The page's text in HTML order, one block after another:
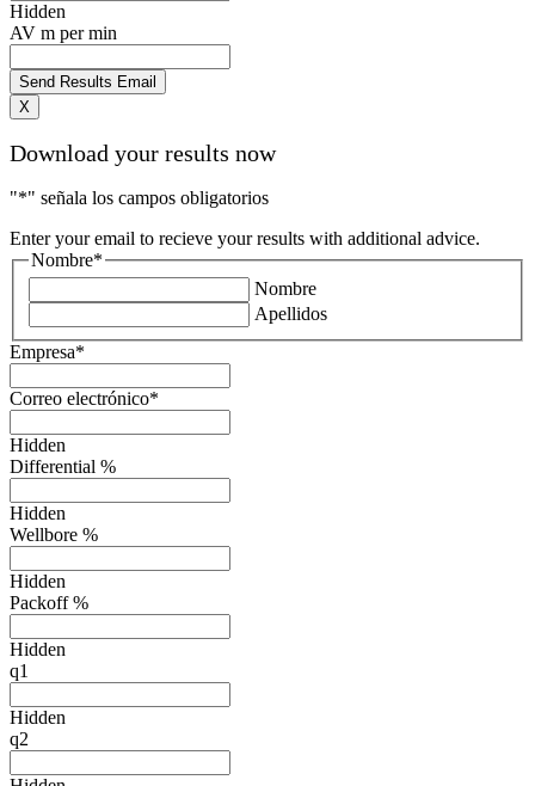
Hidden
AV m per min
X
Download your results now
"*" señala los campos obligatorios
Enter your email to recieve your results with additional advice.
Nombre*
Nombre
Apellidos
Empresa*
Correo electrónico*
Hidden
Differential %
Hidden
Wellbore %
Hidden
Packoff %
Hidden
q1
Hidden
q2